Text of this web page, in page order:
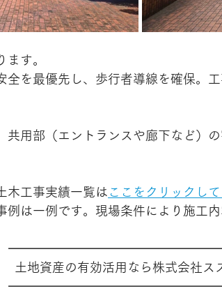
ます。
全を最優先し、歩行者導線を確保。
共用部（エントランスや廊下など）
木工事実績一覧は ここをクリックし
は一例です。現場条件により施工内
土地資産の有効活用なら株式会社ス